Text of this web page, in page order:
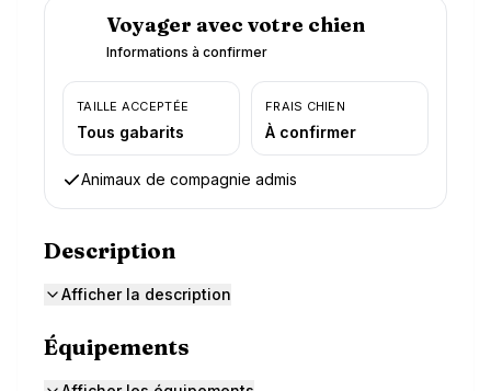
Voyager avec votre chien
Informations à confirmer
TAILLE ACCEPTÉE
Tous gabarits
FRAIS CHIEN
À confirmer
Animaux de compagnie admis
Description
Afficher la description
Équipements